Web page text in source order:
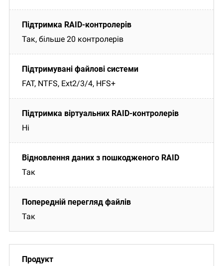
Так, більше 20 контролерів
FAT, NTFS, Ext2/3/4, HFS+
Ні
Так
Так